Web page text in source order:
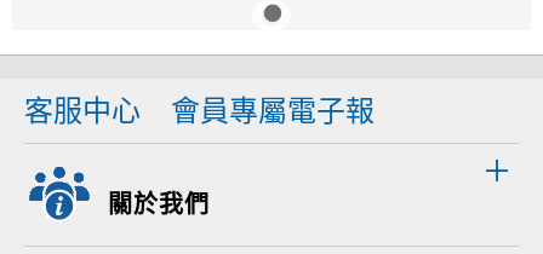
客服中心 會員專屬電子報
關於我們